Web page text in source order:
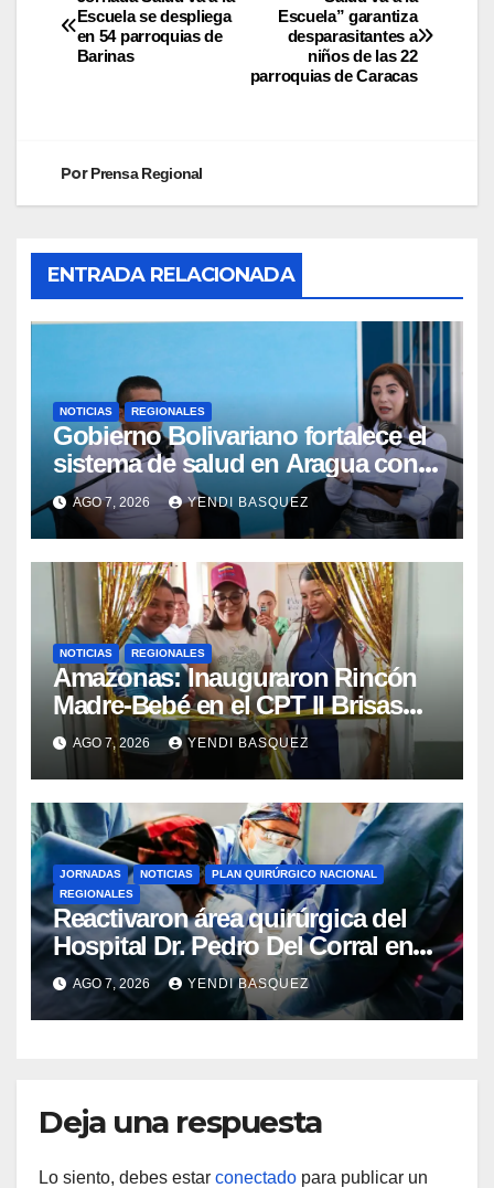
Escuela” garantiza
desparasitantes a
niños de las 22
parroquias de Caracas
Escuela se despliega
en 54 parroquias de
Barinas
PorPrensa Regional
ENTRADA RELACIONADA
NOTICIAS REGIONALES
Gobierno Bolivariano fortalece el
sistema de salud en Aragua con
la reinauguración del CDI La Mora
AGO 7, 2026 YENDI BASQUEZ
NOTICIAS REGIONALES
​Amazonas: Inauguraron Rincón
Madre-Bebé en el CPT II Brisas
del Aeropuerto ​Inauguraron
Rincón
AGO 7, 2026 YENDI BASQUEZ
JORNADAS NOTICIAS
PLAN QUIRÚRGICO NACIONAL
REGIONALES
Reactivaron área quirúrgica del
Hospital Dr. Pedro Del Corral en
Guárico
AGO 7, 2026 YENDI BASQUEZ
Deja una respuesta
Lo siento, debes estar conectado para publicar un